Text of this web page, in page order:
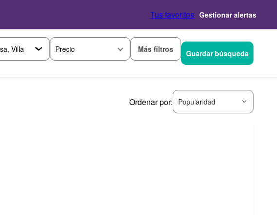
Tus favoritos Gestionar alertas
Precio Más filtros Guardar búsqueda
Ordenar por: Popularidad